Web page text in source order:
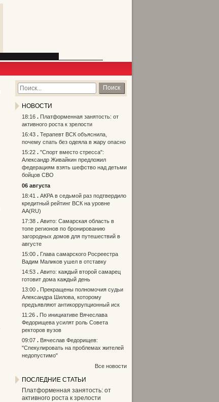
Поиск
НОВОСТИ
18:16
Платформенная занятость: от
активного роста к зрелости
16:43
Терапевт ВСК объяснила,
почему спать без одеяла в жару опасно
15:22
"Спорт вместо стресса":
Александр Живайкин предложил
федерациям взять шефство над детьми
бойцов СВО
06 августа
18:41
АКРА в седьмой раз подтвердило
кредитный рейтинг ВСК на уровне
АА(RU)
17:38
Авито: Самарская область в
топе регионов по бронированию
загородных домов для путешествий в
августе
15:00
Глава самарского Росреестра
Вадим Маликов ушел в отставку
14:53
Авито: каждый второй самарец
готовит дома каждый день
13:00
Прекращены полномочия судьи
Александра Шилова, которому
предъявляют антикоррупционный иск
11:26
По инициативе Вячеслава
Федорищева усилят роль Совета
ректоров вузов
09:07
Вячеслав Федорищев:
"Спекулировать на проблемах жителей
недопустимо"
Все новости
ПОСЛЕДНИЕ СТАТЬИ
Платформенная занятость: от
активного роста к зрелости